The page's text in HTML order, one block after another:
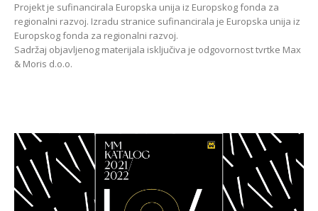
Projekt je sufinancirala Europska unija iz Europskog fonda za
regionalni razvoj. Izradu stranice sufinancirala je Europska unija iz
Europskog fonda za regionalni razvoj.
Sadržaj objavljenog materijala isključiva je odgovornost tvrtke Max
& Moris d.o.o.
Max & Moris katalog 2021/2022